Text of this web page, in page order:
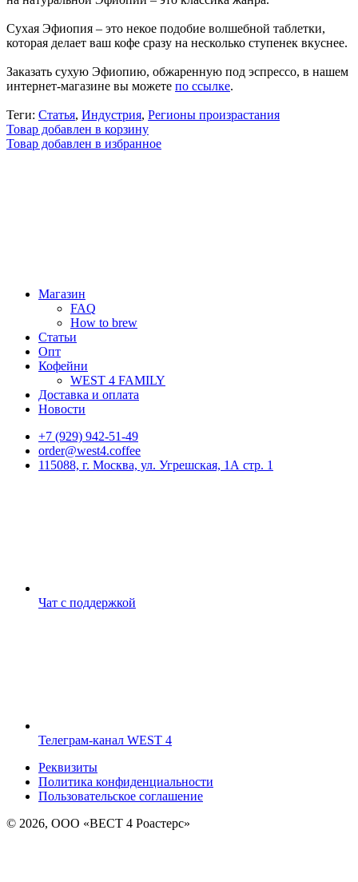
Сухая Эфиопия – это некое подобие волшебной таблетки,
которая делает ваш кофе сразу на несколько ступенек вкуснее.
Заказать сухую Эфиопию, обжаренную под эспрессо, в нашем
интернет-магазине вы можете по ссылке.
Теги: Статья, Индустрия, Регионы произрастания
Товар добавлен в корзину
Товар добавлен в избранное
Магазин
FAQ
How to brew
Статьи
Опт
Кофейни
WEST 4 FAMILY
Доставка и оплата
Новости
+7 (929) 942-51-49
order@west4.coffee
115088, г. Москва, ул. Угрешская, 1А стр. 1
Чат с поддержкой
Телеграм-канал WEST 4
Реквизиты
Политика конфиденциальности
Пользовательское соглашение
© 2026, ООО «ВЕСТ 4 Роастерс»